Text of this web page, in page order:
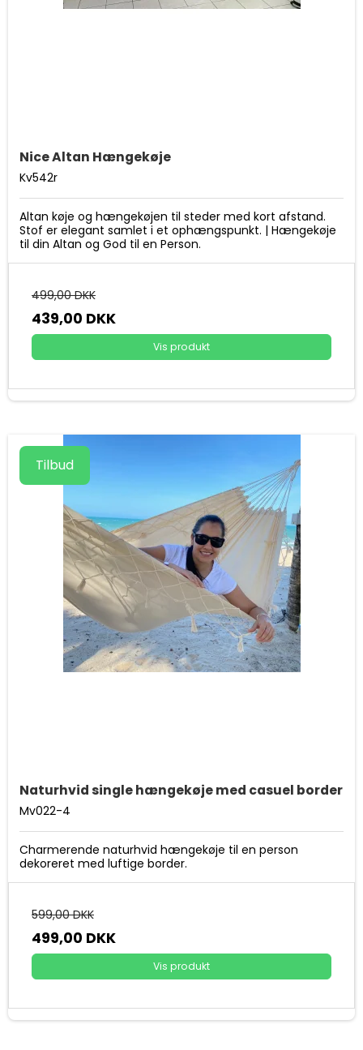
Nice Altan Hængekøje
Kv542r
Altan køje og hængekøjen til steder med kort afstand.
Stof er elegant samlet i et ophængspunkt. | Hængekøje
til din Altan og God til en Person.
499,00 DKK
439,00 DKK
Vis produkt
Tilbud
Naturhvid single hængekøje med casuel border
Mv022-4
Charmerende naturhvid hængekøje til en person
dekoreret med luftige border.
599,00 DKK
499,00 DKK
Vis produkt